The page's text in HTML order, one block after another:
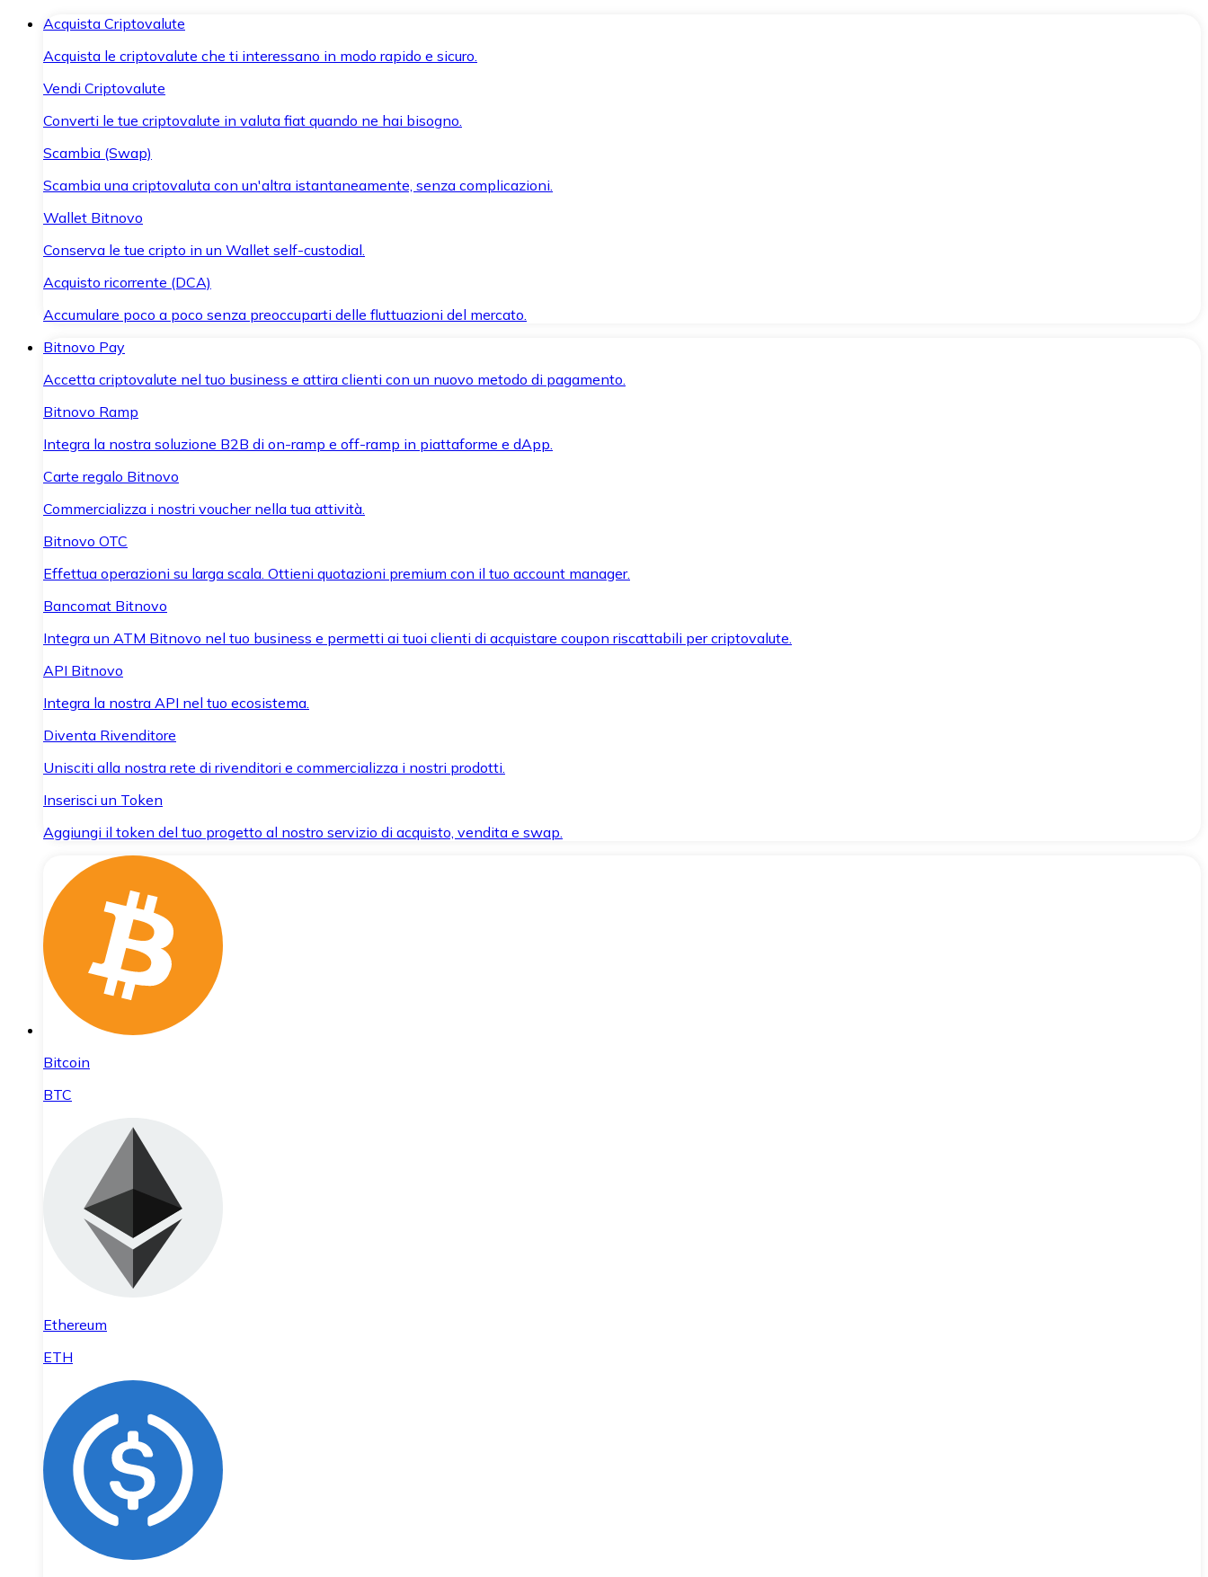
Acquista Criptovalute
Acquista le criptovalute che ti interessano in modo rapido e sicuro.
Vendi Criptovalute
Converti le tue criptovalute in valuta fiat quando ne hai bisogno.
Scambia (Swap)
Scambia una criptovaluta con un'altra istantaneamente, senza complicazioni.
Wallet Bitnovo
Conserva le tue cripto in un Wallet self-custodial.
Acquisto ricorrente (DCA)
Accumulare poco a poco senza preoccuparti delle fluttuazioni del mercato.
Bitnovo Pay
Accetta criptovalute nel tuo business e attira clienti con un nuovo metodo di pagamento.
Bitnovo Ramp
Integra la nostra soluzione B2B di on-ramp e off-ramp in piattaforme e dApp.
Carte regalo Bitnovo
Commercializza i nostri voucher nella tua attività.
Bitnovo OTC
Effettua operazioni su larga scala. Ottieni quotazioni premium con il tuo account manager.
Bancomat Bitnovo
Integra un ATM Bitnovo nel tuo business e permetti ai tuoi clienti di acquistare coupon riscattabili per criptovalute.
API Bitnovo
Integra la nostra API nel tuo ecosistema.
Diventa Rivenditore
Unisciti alla nostra rete di rivenditori e commercializza i nostri prodotti.
Inserisci un Token
Aggiungi il token del tuo progetto al nostro servizio di acquisto, vendita e swap.
Bitcoin
BTC
Ethereum
ETH